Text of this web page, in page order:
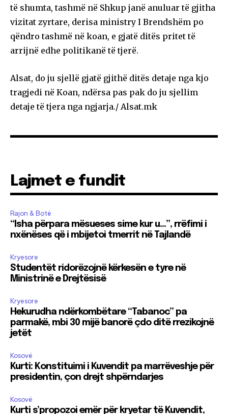
të shumta, tashmë në Shkup janë anuluar të gjitha
vizitat zyrtare, derisa ministry I Brendshëm po
qëndro tashmë në koan, e gjatë ditës pritet të
arrijnë edhe politikanë të tjerë.
Alsat, do ju sjellë gjatë gjithë ditës detaje nga kjo
tragjedi në Koan, ndërsa pas pak do ju sjellim
detaje të tjera nga ngjarja./ Alsat.mk
Lajmet e fundit
Rajon & Botë
“Isha përpara mësueses sime kur u…”, rrëfimi i
nxënëses që i mbijetoi tmerrit në Tajlandë
Kryesore
Studentët ridorëzojnë kërkesën e tyre në
Ministrinë e Drejtësisë
Kryesore
Hekurudha ndërkombëtare “Tabanoc” pa
parmakë, mbi 30 mijë banorë çdo ditë rrezikojnë
jetët
Kosovë
Kurti: Konstituimi i Kuvendit pa marrëveshje për
presidentin, çon drejt shpërndarjes
Kosovë
Kurti s’propozoi emër për kryetar të Kuvendit,